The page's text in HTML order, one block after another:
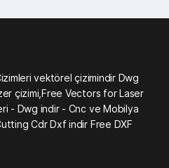
vektörel çizimindir Dwg
çizimi,Free Vectors for Laser
- Dwg indir - Cnc ve Mobilya
Cdr Dxf indir Free DXF